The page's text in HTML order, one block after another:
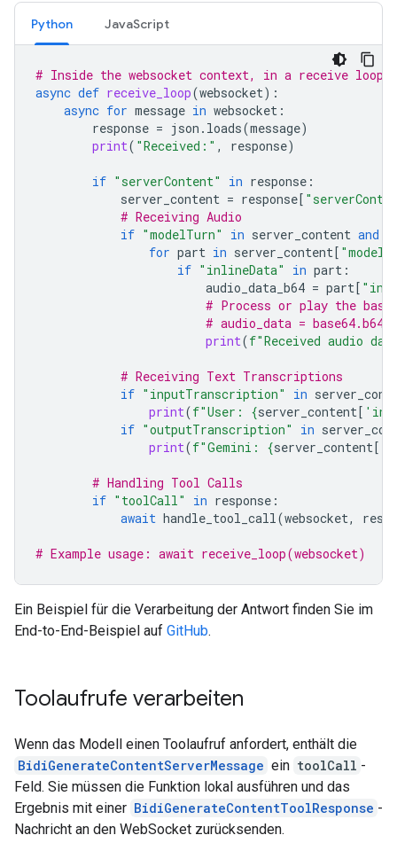
Python JavaScript
# Inside the websocket context, in a receive loop
async def receive_loop(websocket):
async for message in websocket :
response = json . loads(message)
print( "Received:" , response)
if "serverContent" in response :
server_content = response[
# Receiving Audio
if "modelTurn" in server_content and
for part in server_content[
if "inlineData" in part :
audio_data_b64 = part[
# Process or play the
# audio_data =
print(f"Received audio
# Receiving Text Transcriptions
if "inputTranscription" in
print(f"User: {server_content[
if "outputTranscription" in
print(f"Gemini: {server_content[
# Handling Tool Calls
if "toolCall" in response :
await handle_tool_call(websocket,
# Example usage: await receive_loop(websocket)
Ein Beispiel für die Verarbeitung der Antwort finden Sie im
End-to-End-Beispiel auf GitHub.
Toolaufrufe verarbeiten
Wenn das Modell einen Toolaufruf anfordert, enthält die
BidiGenerateContentServerMessage ein toolCall -
Feld. Sie müssen die Funktion lokal ausführen und das
Ergebnis mit einer BidiGenerateContentToolResponse -
Nachricht an den WebSocket zurücksenden.